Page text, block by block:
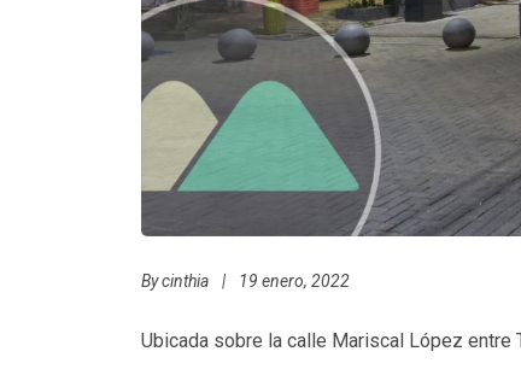
Bycinthia | 19 enero, 2022
Ubicada sobre la calle Mariscal López entre